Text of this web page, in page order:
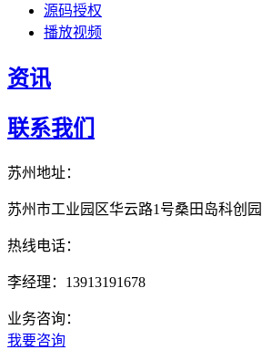
源码授权
播放视频
资讯
联系我们
苏州地址：
苏州市工业园区华云路1号桑田岛科创
热线电话：
李经理：13913191678
业务咨询：
我要咨询